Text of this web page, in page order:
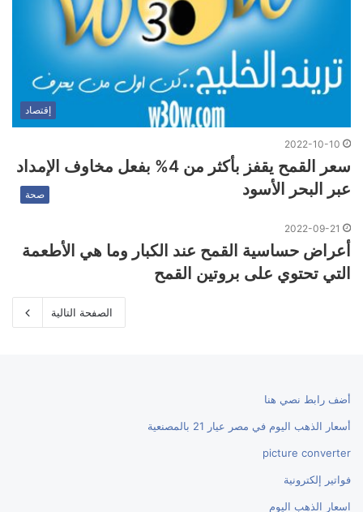
إقتصاد
2022-10-10
سعر القمح يقفز بأكثر من 4% بفعل مخاوف الإمداد
عبر البحر الأسود
صحة
2022-09-21
أعراض حساسية القمح عند الكبار وما هي الأطعمة
التي تحتوي على بروتين القمح
الصفحة التالية
أضف رابط نصي هنا
أسعار الذهب اليوم في مصر عيار 21 بالمصنعية
picture converter
فواتير إلكترونية
اسعار الذهب اليوم